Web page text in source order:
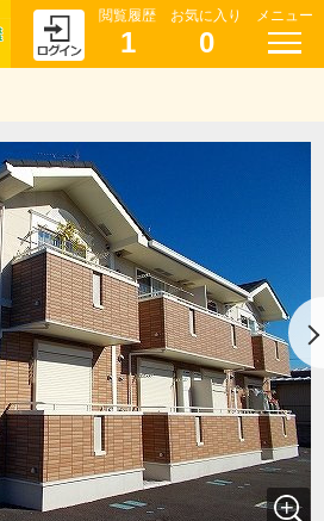
閲覧履歴
1
お気に入り
0
メニュー